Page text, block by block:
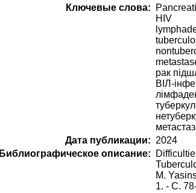
Ключевые слова:
HIV
рак
ВІЛ-
Дата публикации: 2024
Библиографическое описание:
M.
1. - С.